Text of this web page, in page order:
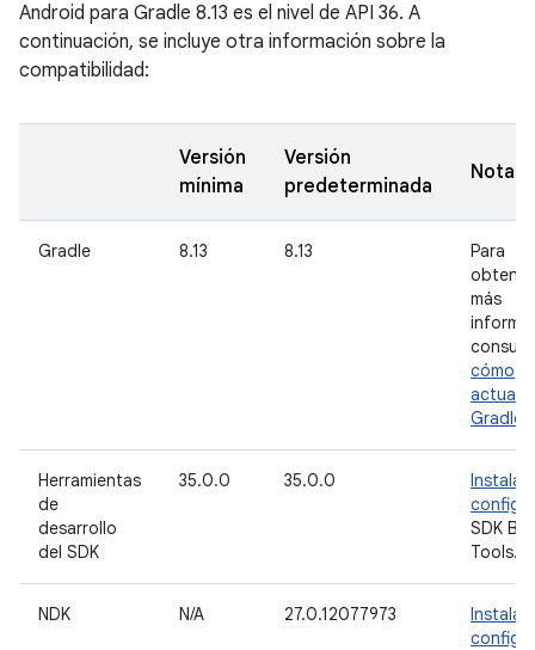
Android para Gradle 8.13 es el nivel de API 36. A
continuación, se incluye otra información sobre la
compatibilidad:
Versión
mínima
Versión
predeterminada
Notas
Gradle 8.13 8.13
Para
obtener
más
cómo
Gradle
Herramientas
de
desarrollo
del SDK
35.0.0 35.0.0 Instala
SDK
Tools.
NDK N/A 27.0.12077973 Instala